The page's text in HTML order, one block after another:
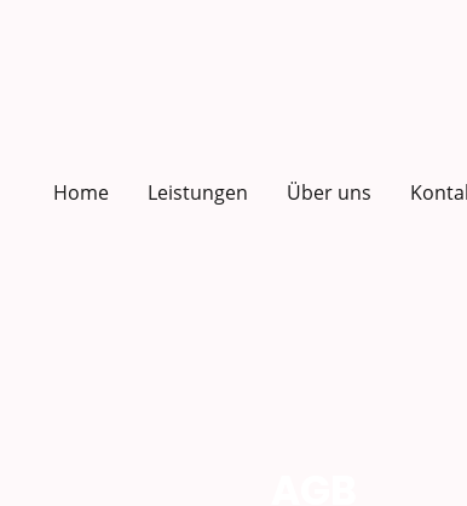
Home Leistungen Über uns